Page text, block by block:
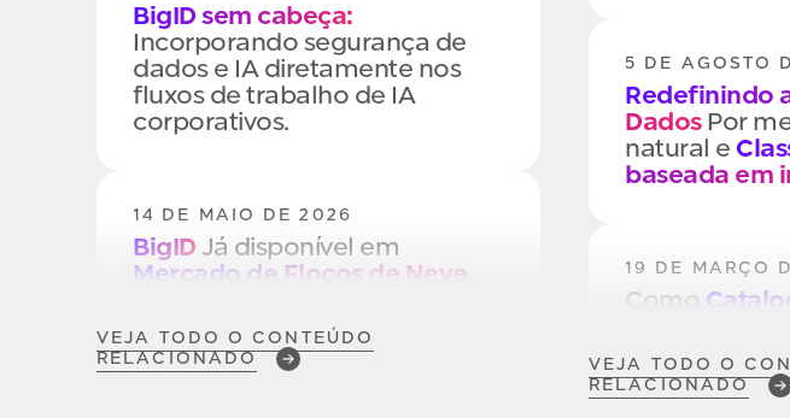
BigID sem cabeça:
Incorporando segurança de
dados e IA diretamente nos
fluxos de trabalho de IA
corporativos.
14 DE MAIO DE 2026
BigID Já disponível em
Mercado de Flocos de Neve
29 DE ABRIL DE 2026
VEJA TODO O CONTEÚDO
RELACIONADO
5 DE AGOSTO
Redefinindo
DadosPor
natural e
baseada em
19 DE MARÇO
Como
Usando o
VEJA TODO O
RELACIONADO